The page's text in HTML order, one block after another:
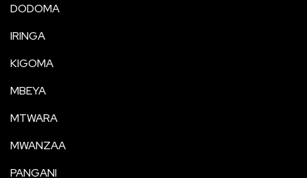
DODOMA
IRINGA
KIGOMA
MBEYA
MTWARA
MWANZAA
PANGANI